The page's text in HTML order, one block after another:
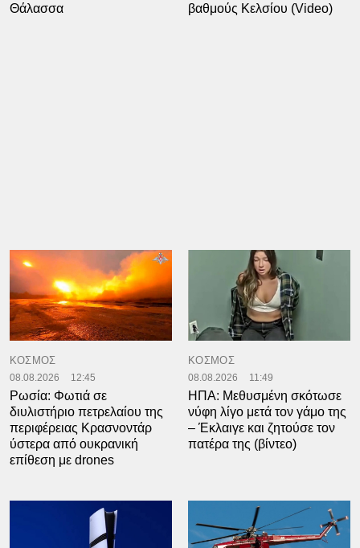
Θάλασσα
βαθμούς Κελσίου (Video)
ΚΟΣΜΟΣ
08.08.2026 12:45
Ρωσία: Φωτιά σε
διυλιστήριο πετρελαίου της
περιφέρειας Κρασνοντάρ
ύστερα από ουκρανική
επίθεση με drones
ΚΟΣΜΟΣ
08.08.2026 11:49
ΗΠΑ: Μεθυσμένη σκότωσε
νύφη λίγο μετά τον γάμο της
– Έκλαιγε και ζητούσε τον
πατέρα της (βίντεο)